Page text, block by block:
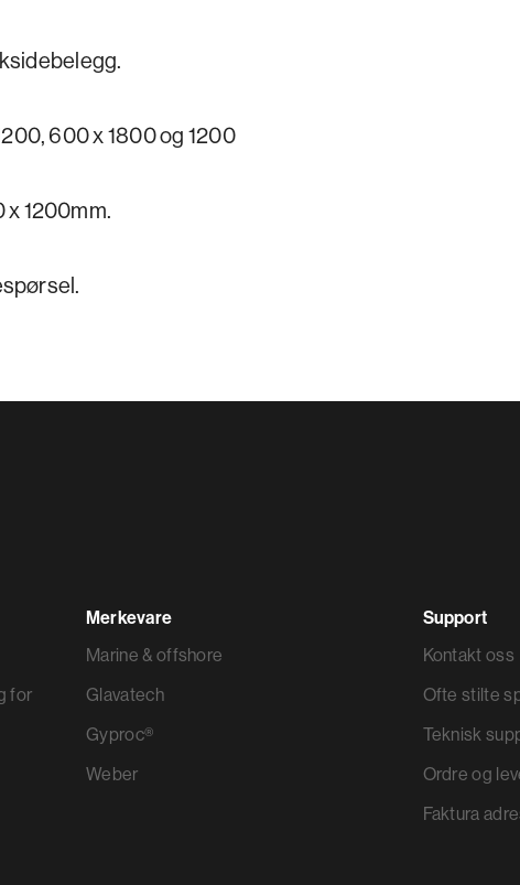
600 x 1800 og 1200
1200mm.
for
Merkevare
Marine & offshore
Glavatech
Gyproc®
Weber
Support
Kontakt oss
Ofte stilte
Teknisk
Ordre og
Faktura